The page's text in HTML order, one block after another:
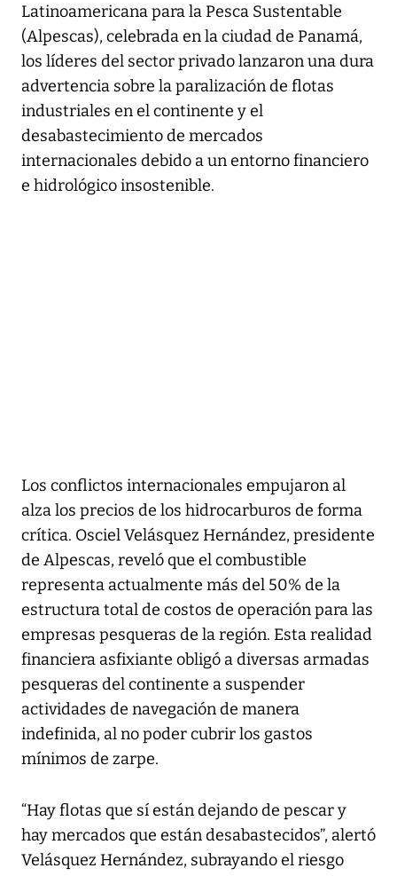
Latinoamericana para la Pesca Sustentable
(Alpescas), celebrada en la ciudad de Panamá,
los líderes del sector privado lanzaron una dura
advertencia sobre la paralización de flotas
industriales en el continente y el
desabastecimiento de mercados
internacionales debido a un entorno financiero
e hidrológico insostenible.
Los conflictos internacionales empujaron al
alza los precios de los hidrocarburos de forma
crítica. Osciel Velásquez Hernández, presidente
de Alpescas, reveló que el combustible
representa actualmente más del 50% de la
estructura total de costos de operación para las
empresas pesqueras de la región. Esta realidad
financiera asfixiante obligó a diversas armadas
pesqueras del continente a suspender
actividades de navegación de manera
indefinida, al no poder cubrir los gastos
mínimos de zarpe.
“Hay flotas que sí están dejando de pescar y
hay mercados que están desabastecidos”, alertó
Velásquez Hernández, subrayando el riesgo